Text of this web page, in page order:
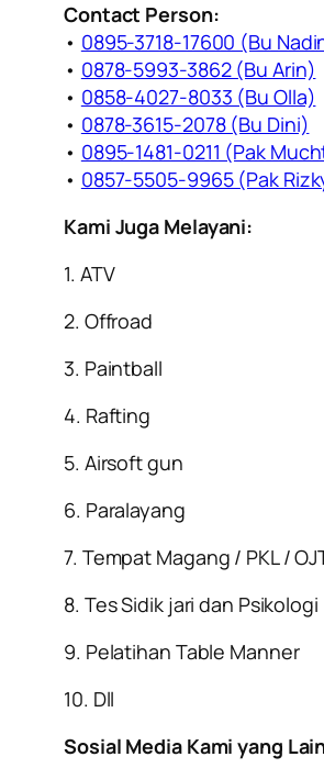
Contact Person:
• 0895-3718-17600 (Bu
• 0878-5993-3862 (Bu Arin)
• 0858-4027-8033 (Bu Olla)
• 0878-3615-2078 (Bu Dini)
• 0895-1481-0211 (Pak
• 0857-5505-9965 (Pak
Kami Juga Melayani:
1. ATV
2. Offroad
3. Paintball
4. Rafting
5. Airsoft gun
6. Paralayang
7. Tempat Magang / PKL /
8. Tes Sidik jari dan Psikologi
9. Pelatihan Table Manner
10. Dll
Sosial Media Kami yang